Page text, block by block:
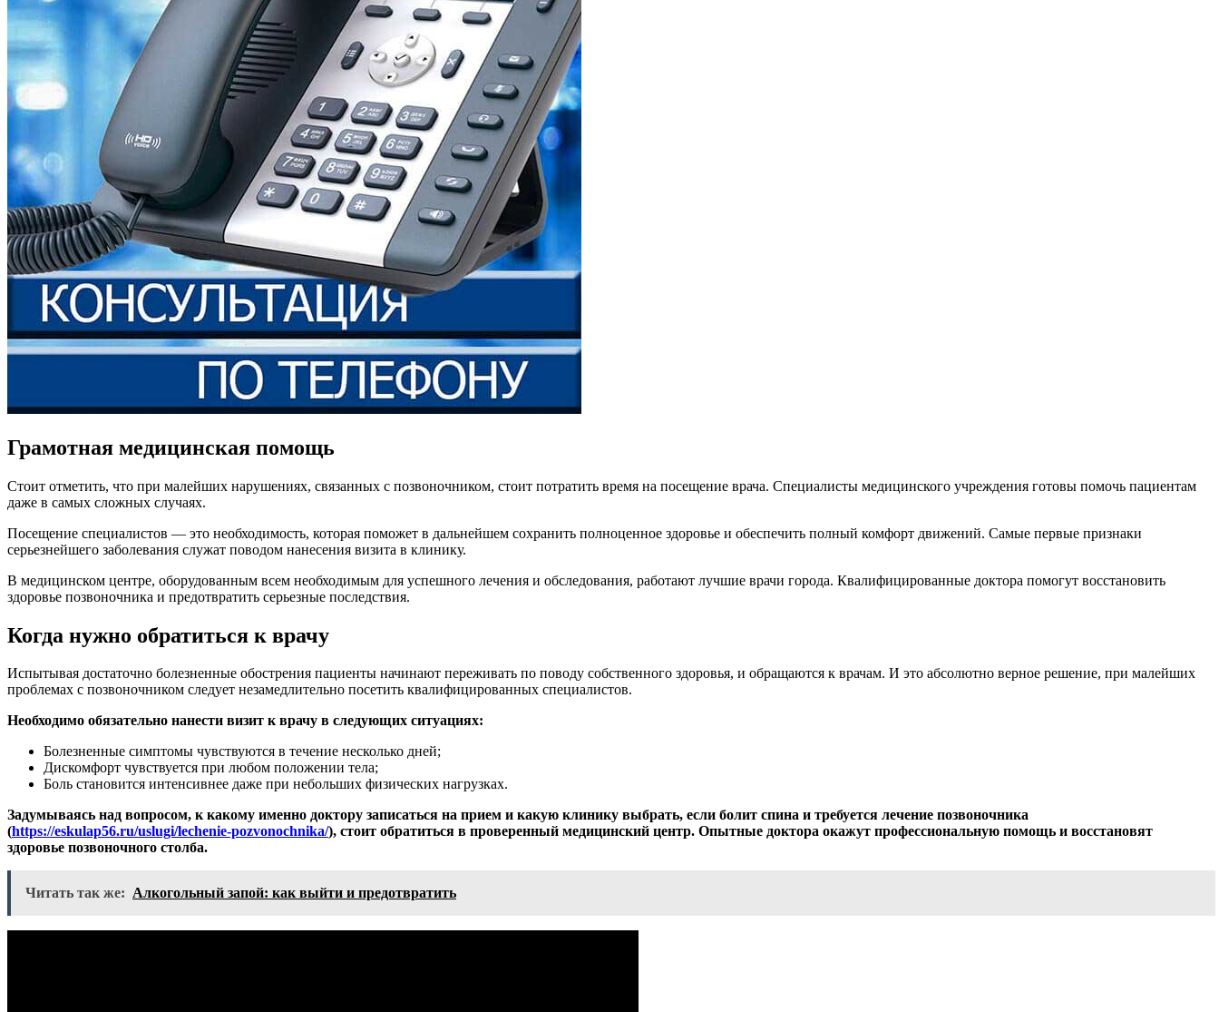
Грамотная медицинская помощь
Стоит отметить, что при малейших нарушениях, связанных с позвоночником, стоит потратить время на посещение врача. Специалисты медицинского учреждения готовы помочь пациентам
даже в самых сложных случаях.
Посещение специалистов — это необходимость, которая поможет в дальнейшем сохранить полноценное здоровье и обеспечить полный комфорт движений. Самые первые признаки
серьезнейшего заболевания служат поводом нанесения визита в клинику.
В медицинском центре, оборудованным всем необходимым для успешного лечения и обследования, работают лучшие врачи города. Квалифицированные доктора помогут восстановить
здоровье позвоночника и предотвратить серьезные последствия.
Когда нужно обратиться к врачу
Испытывая достаточно болезненные обострения пациенты начинают переживать по поводу собственного здоровья, и обращаются к врачам. И это абсолютно верное решение, при малейших
проблемах с позвоночником следует незамедлительно посетить квалифицированных специалистов.
Необходимо обязательно нанести визит к врачу в следующих ситуациях:
Болезненные симптомы чувствуются в течение несколько дней;
Дискомфорт чувствуется при любом положении тела;
Боль становится интенсивнее даже при небольших физических нагрузках.
Задумываясь над вопросом, к какому именно доктору записаться на прием и какую клинику выбрать, если болит спина и требуется лечение позвоночника
(https://eskulap56.ru/uslugi/lechenie-pozvonochnika/), стоит обратиться в проверенный медицинский центр. Опытные доктора окажут профессиональную помощь и восстановят
здоровье позвоночного столба.
Читать так же: Алкогольный запой: как выйти и предотвратить